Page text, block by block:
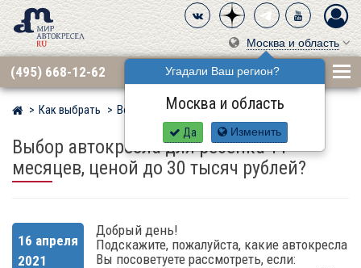
Москва и область
Угадали Ваш регион?
Москва и область
Да Изменить
(495) 668-12-62
Мир детских автокресел
Как выбрать Вопросы
Выбор автокресла для ребенка 11
месяцев, ценой до 30 тысяч рублей?
16 апреля
2021
Добрый день!
Подскажите, пожалуйста, какие автокресла
Вы посоветуете рассмотреть, если: